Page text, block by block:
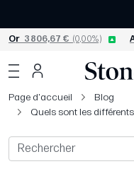
Or 3 806,67 € (0,00%)
Page d'accueil
Blog
Quels sont les